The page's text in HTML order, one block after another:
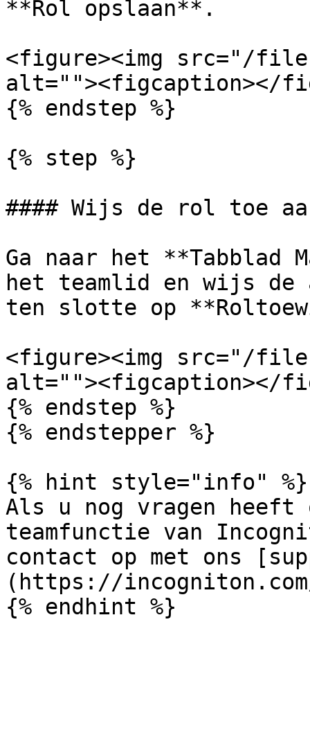
**Rol opslaan**.
<figure><img src="/
alt=""><figcaption></
{% endstep %}
{% step %}
#### Wijs de rol toe
Ga naar het **Tabblad
het teamlid en wijs de
ten slotte op
<figure><img src="/
alt=""><figcaption></
{% endstep %}
{% endstepper %}
{% hint style="info" %}
Als u nog vragen
teamfunctie van
contact op met ons
(https://